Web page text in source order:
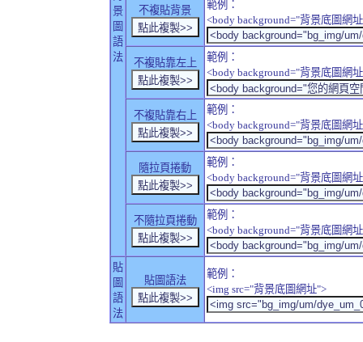
景
圖
語
法
不複貼背景
範例：
<body background="背景底圖網
不複貼靠左上
範例：
<body background="背景底圖網
不複貼靠右上
範例：
<body background="背景底圖網
隨拉頁捲動
範例：
<body background="背景底圖網
不隨拉頁捲動
範例：
<body background="背景底圖網
貼
圖
語
法
貼圖語法
範例：
<img src="背景底圖網址">